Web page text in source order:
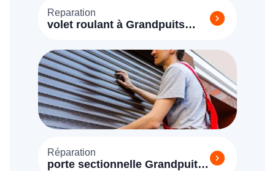
Reparation
volet roulant à Grandpuits
Réparation
porte sectionnelle Grandpuits